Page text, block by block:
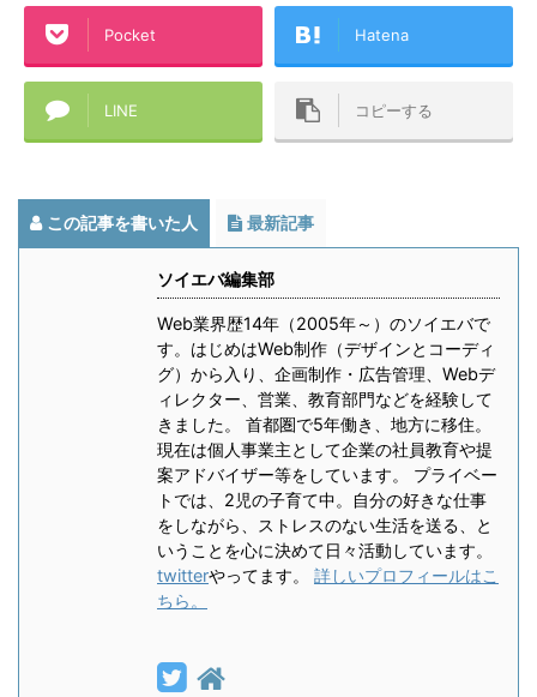
Pocket Hatena
LINE コピーする
この記事を書いた人 最新記事
ソイエバ編集部
Web業界歴14年（2005年～）のソイエバで
す。はじめはWeb制作（デザインとコーディ
グ）から入り、企画制作・広告管理、Webデ
ィレクター、営業、教育部門などを経験して
きました。 首都圏で5年働き、地方に移住。
現在は個人事業主として企業の社員教育や提
案アドバイザー等をしています。 プライベー
トでは、2児の子育て中。自分の好きな仕事
をしながら、ストレスのない生活を送る、と
いうことを心に決めて日々活動しています。
twitterやってます。 詳しいプロフィールはこ
ちら。